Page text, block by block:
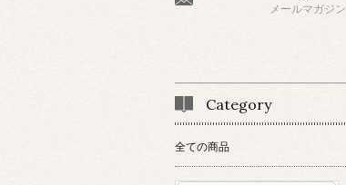
メールマガジン
Category
全ての商品